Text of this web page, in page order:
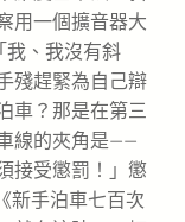
用一個擴音器大
我、我沒有斜
殘趕緊為自己辯
車？那是在第三
線的夾角是——
接受懲罰！」懲
新手泊車七百次